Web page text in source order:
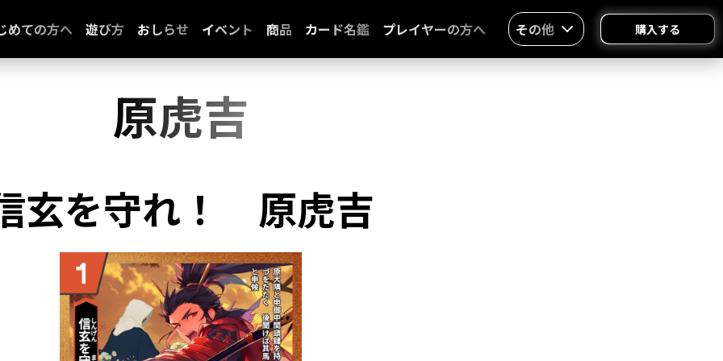
めての方へ 遊び方 おしらせ イベント 商品 カード名鑑 プレイヤーの方へ その他 購入する
原虎吉
玄を守れ！ 原虎吉